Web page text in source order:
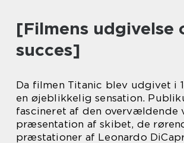
[Filmens udgivelse
succes]
Da filmen Titanic blev udgivet i
en øjeblikkelig sensation.
fascineret af den overvældende
præsentation af skibet, de
præstationer af Leonardo